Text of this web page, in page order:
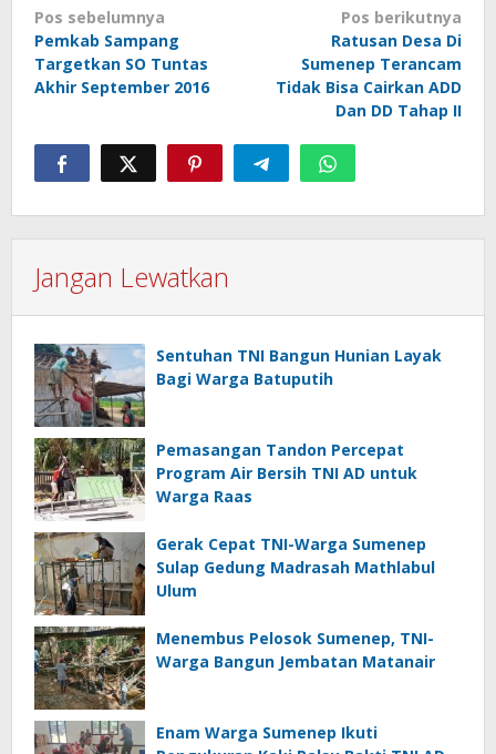
Navigasi
pos
Pos sebelumnya
Pemkab Sampang
Targetkan SO Tuntas
Akhir September 2016
Pos berikutnya
Ratusan Desa Di
Sumenep Terancam
Tidak Bisa Cairkan ADD
Dan DD Tahap II
Jangan Lewatkan
Sentuhan TNI Bangun Hunian Layak
Bagi Warga Batuputih
Pemasangan Tandon Percepat
Program Air Bersih TNI AD untuk
Warga Raas
Gerak Cepat TNI-Warga Sumenep
Sulap Gedung Madrasah Mathlabul
Ulum
Menembus Pelosok Sumenep, TNI-
Warga Bangun Jembatan Matanair
Enam Warga Sumenep Ikuti